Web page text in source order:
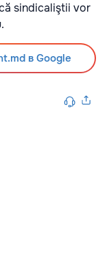
sindicaliştii vor
в Google